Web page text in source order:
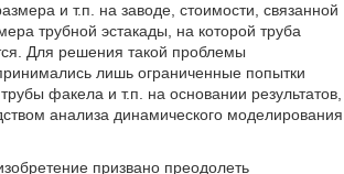
и т.п. на заводе, стоимости, связанной
трубной эстакады, на которой труба
Для решения такой проблемы
лишь ограниченные попытки
факела и т.п. на основании результатов,
анализа динамического моделирования
призвано преодолеть